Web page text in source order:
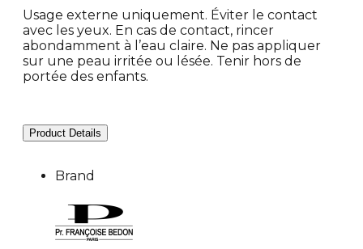
Usage externe uniquement. Éviter le contact
avec les yeux. En cas de contact, rincer
abondamment à l’eau claire. Ne pas appliquer
sur une peau irritée ou lésée. Tenir hors de
portée des enfants.
Product Details
Brand